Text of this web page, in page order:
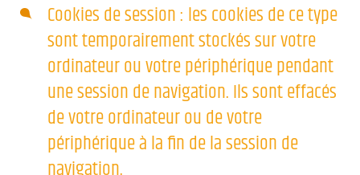
Cookies de session : les cookies de ce type
sont temporairement stockés sur votre
ordinateur ou votre périphérique pendant
une session de navigation. Ils sont effacés
de votre ordinateur ou de votre
périphérique à la fin de la session de